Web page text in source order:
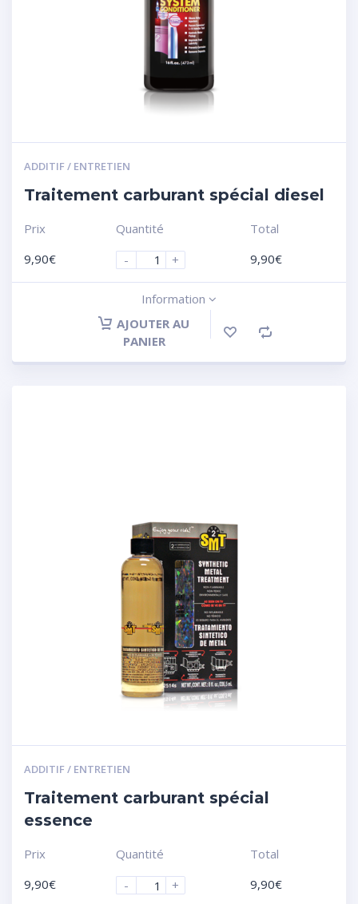
ADDITIF / ENTRETIEN
Traitement carburant spécial diesel
Prix
9,90€
Quantité
-
+
Total
9,90€
Information
AJOUTER AU
PANIER
ADDITIF / ENTRETIEN
Traitement carburant spécial
essence
Prix
9,90€
Quantité
-
+
Total
9,90€